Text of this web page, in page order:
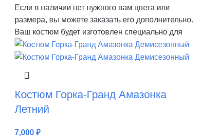
Если в наличии нет нужного вам цвета или
размера, вы можете заказать его дополнительно.
Ваш костюм будет изготовлен специально для
Костюм Горка-Гранд Амазонка
Летний
7,000 ₽